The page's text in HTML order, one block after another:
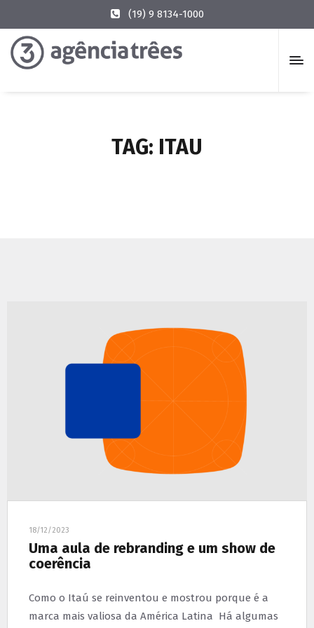
(19) 9 8134-1000
TAG: ITAU
18/12/2023
Uma aula de rebranding e um show de
coerência
Como o Itaú se reinventou e mostrou porque é a
marca mais valiosa da América Latina Há algumas